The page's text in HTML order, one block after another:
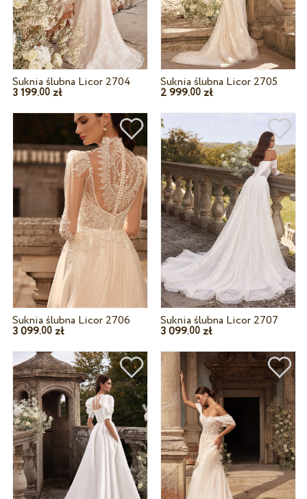
Suknia ślubna Licor 2704
3 199.00zł
Suknia ślubna Licor 2705
2 999.00 zł
Suknia ślubna Licor 2706
3 099.00zł
Suknia ślubna Licor 2707
3 099.00 zł